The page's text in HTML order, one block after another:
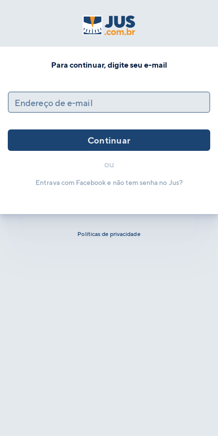
Para continuar, digite seu e-mail
Endereço de e-mail
Continuar
ou
Entrava com Facebook e não tem senha no Jus?
Políticas de privacidade